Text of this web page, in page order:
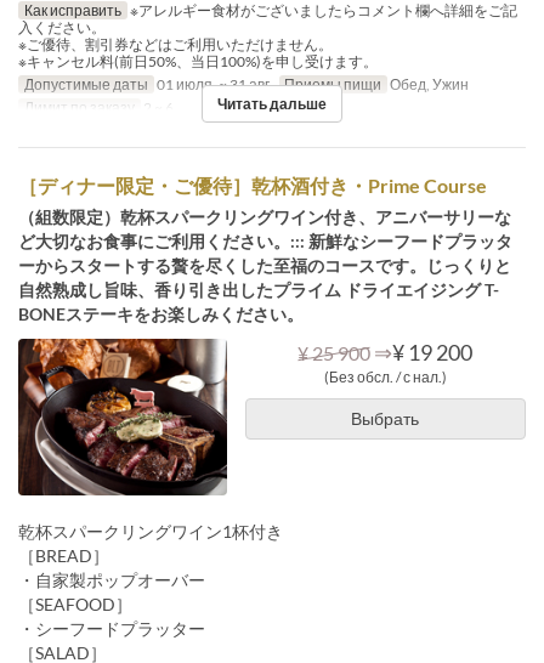
Как исправить ※アレルギー食材がございましたらコメント欄へ詳細をご記
入ください。
※ご優待、割引券などはご利用いただけません。
※キャンセル料(前日50%、当日100%)を申し受けます。
Допустимые даты 01 июля. ~ 31 авг. Приемы пищи Обед, Ужин
Лимит по заказу 2 ~ 6 Читать дальше
［ディナー限定・ご優待］乾杯酒付き・Prime Course
（組数限定）乾杯スパークリングワイン付き、アニバーサリーな
ど大切なお食事にご利用ください。::: 新鮮なシーフードプラッタ
ーからスタートする贅を尽くした至福のコースです。じっくりと
自然熟成し旨味、香り引き出したプライム ドライエイジング T-
BONEステーキをお楽しみください。
¥ 25 900 ⇒¥ 19 200
(Без обсл. / с нал.)
Выбрать
乾杯スパークリングワイン1杯付き
［BREAD］
・自家製ポップオーバー
［SEAFOOD］
・シーフードプラッター
［SALAD］